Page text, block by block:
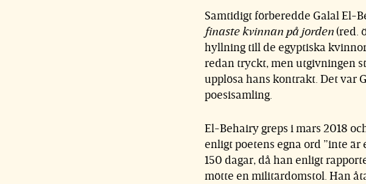
Samtidigt förberedde Galal El-
finaste kvinnan på jorden(red.
hyllning till de egyptiska
redan tryckt, men utgivningen
upplösa hans kontrakt. Det var
poesisamling.
El-Behairy greps i mars 2018
enligt poetens egna ord ”inte
150 dagar, då han enligt
mötte en militärdomstol. Han